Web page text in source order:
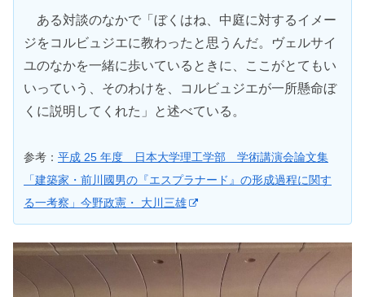
ある対談のなかで「ぼくはね、中庭に対するイメー
ジをコルビュジエに教わったと思うんだ。ヴェルサイ
ユのなかを一緒に歩いているときに、ここがとてもい
いっていう、そのわけを、コルビュジエが一所懸命ぼ
くに説明してくれた」と述べている。
参考： 平成 25 年度 日本大学理工学部 学術講演会論文集
「建築家・前川國男の『エスプラナード』の形成過程に関す
る一考察」今野政憲・ 大川三雄